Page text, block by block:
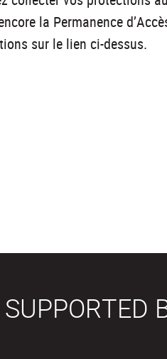
la Permanence
sur le lien ci-dessus.